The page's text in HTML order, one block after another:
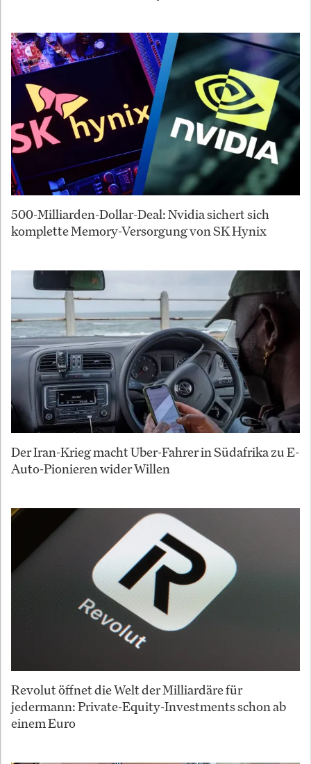
500-Milliarden-Dollar-Deal: Nvidia sichert sich
komplette Memory-Versorgung von SK Hynix
Der Iran-Krieg macht Uber-Fahrer in Südafrika zu E-
Auto-Pionieren wider Willen
Revolut öffnet die Welt der Milliardäre für
jedermann: Private-Equity-Investments schon ab
einem Euro